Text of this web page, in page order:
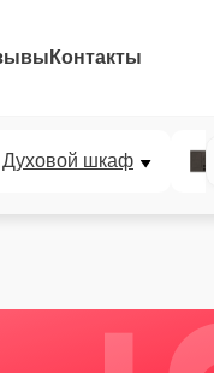
Контакты
Духовой шкаф